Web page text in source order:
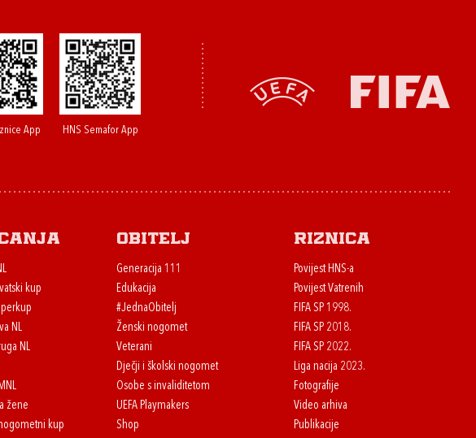
App HNS Semafor App
kup
NL
NL
žene
kup
Obitelj
Generacija 111
Edukacija
#JednaObitelj
Ženski nogomet
Veterani
Dječji i školski nogomet
Osobe s invaliditetom
UEFA Playmakers
Shop
Riznica
Povijest HNS-a
Povijest Vatrenih
FIFA SP 1998.
FIFA SP 2018.
FIFA SP 2022.
Liga nacija 2023.
Fotografije
Video arhiva
Publikacije